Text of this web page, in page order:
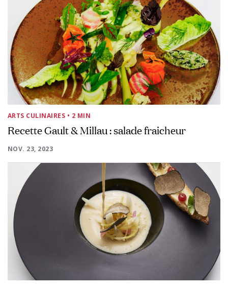
ARTS CULINAIRES • 2 MIN
Recette Gault & Millau : salade fraicheur
NOV. 23, 2023